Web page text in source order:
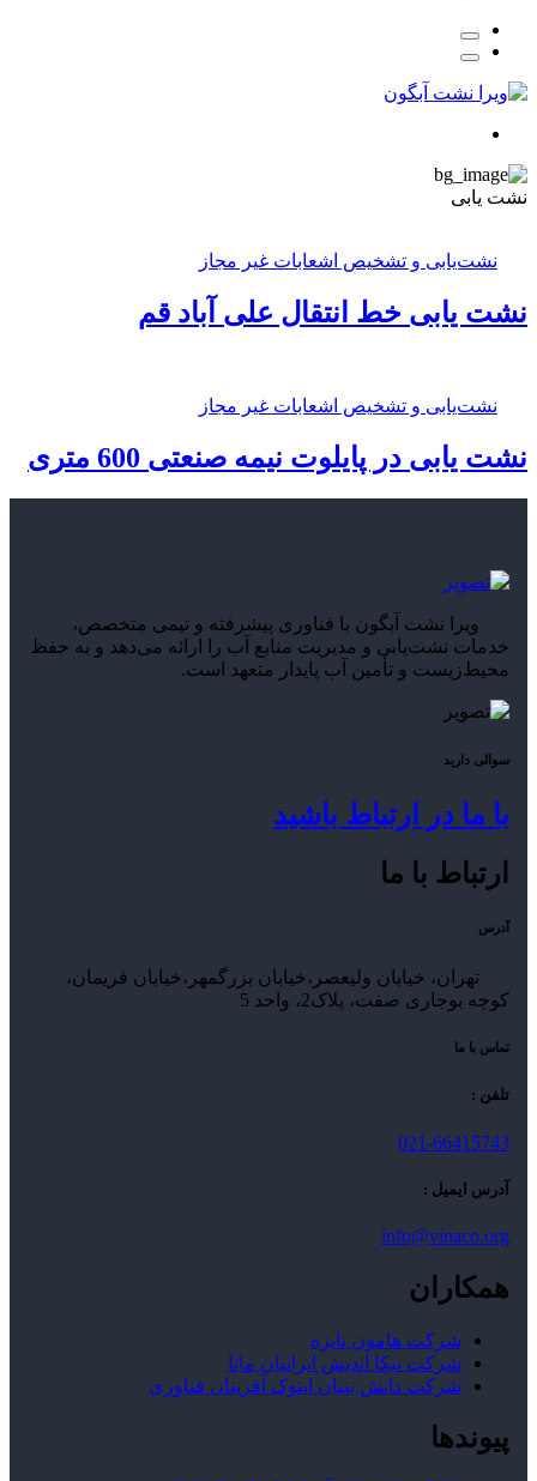
نشت یابی
نشت‌یابی و تشخیص اشعابات غیر مجاز
نشت یابی خط انتقال علی آباد قم
نشت‌یابی و تشخیص اشعابات غیر مجاز
نشت یابی در پایلوت نیمه صنعتی 600 متری
ویرا نشت آبگون با فناوری پیشرفته و تیمی متخصص،
خدمات نشت‌یابی و مدیریت منابع آب را ارائه می‌دهد و به حفظ
محیط‌زیست و تأمین آب پایدار متعهد است.
سوالی دارید
با ما در ارتباط باشید
ارتباط با ما
آدرس
تهران، خیابان ولیعصر،خیابان بزرگمهر،خیابان فریمان،
کوچه بوجاری صفت، پلاک2، واحد 5
تماس با ما
تلفن :
021-66415743
آدرس ایمیل :
info@vinaco.org
همکاران
شرکت هامون نایزه
شرکت نیکا اندیش ایرانیان مانا
شرکت دانش بنیان ایتوک آفرینان فناوری
پیوندها